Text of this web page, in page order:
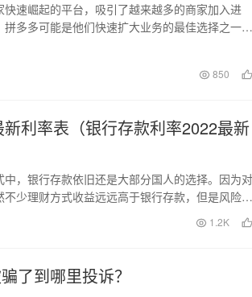
速崛起的平台，吸引了越来越多的商家加入进
多多可能是他们快速扩大业务的最佳选择之一。
850
利率表（银行存款利率2022最新
，银行存款依旧还是大部分国人的选择。因为对
少理财方式收益远远高于银行存款，但是风险性
1.2K
了到哪里投诉？